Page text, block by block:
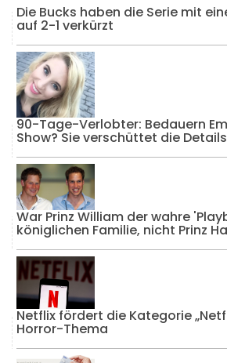
Die Bucks haben die Serie mit
auf 2-1 verkürzt
90-Tage-Verlobter: Bedauern
Show? Sie verschüttet die
War Prinz William der wahre
königlichen Familie, nicht Prinz
Netflix fördert die Kategorie
Horror-Thema